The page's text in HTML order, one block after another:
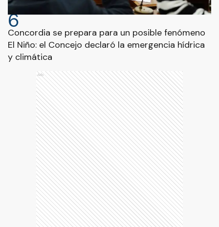
6
Concordia se prepara para un posible fenómeno
El Niño: el Concejo declaró la emergencia hídrica
y climática
Ads